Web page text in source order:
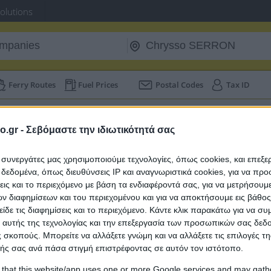
- Σεβόμαστε την ιδιωτικότητά σας
συνεργάτες μας χρησιμοποιούμε τεχνολογίες, όπως cookies, και
όπως διευθύνσεις IP και αναγνωριστικά cookies, για να
και το περιεχόμενο με βάση τα ενδιαφέροντά σας, για να
διαφημίσεων και του περιεχομένου και για να αποκτήσουμε εις
τις διαφημίσεις και το περιεχόμενο. Κάντε κλικ παρακάτω για να
της τεχνολογίας και την επεξεργασία των προσωπικών σας
Μπορείτε να αλλάξετε γνώμη και να αλλάξετε τις επιλογές
σας ανά πάσα στιγμή επιστρέφοντας σε αυτόν τον ιστότοπο.
Ferry Routes Fuel Prices Postal Codes Tax ID
Works /Construction Companies
Suggested